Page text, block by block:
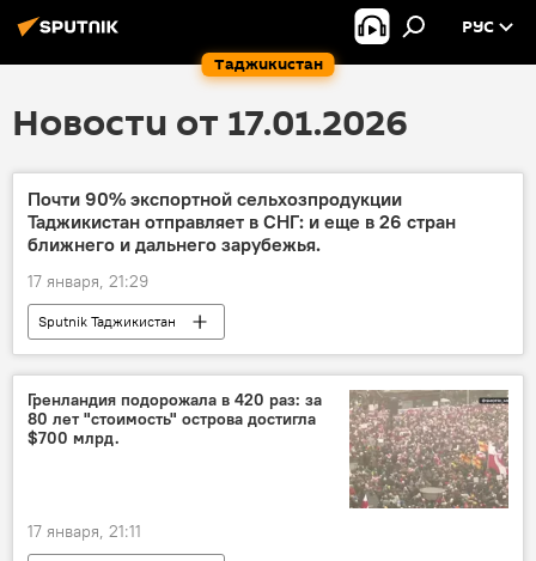
Таджикистан
РУС
Новости от 17.01.2026
Почти 90% экспортной сельхозпродукции
Таджикистан отправляет в СНГ: и еще в 26 стран
ближнего и дальнего зарубежья.
17 января, 21:29
Sputnik Таджикистан
Гренландия подорожала в 420 раз: за
80 лет "стоимость" острова достигла
$700 млрд.
17 января, 21:11